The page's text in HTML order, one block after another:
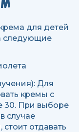
для детей
следующие
Для
кремы с
30. При выборе
случае
отдавать